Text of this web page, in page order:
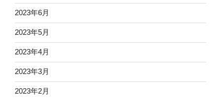
2023年6月
2023年5月
2023年4月
2023年3月
2023年2月